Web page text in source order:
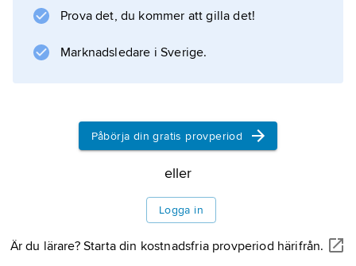
författning med enkammarsystem, allmän
hjälp av
Information om artikeln
Prova det, du kommer att gilla det!
Marknadsledare i Sverige.
Påbörja din gratis provperiod
eller
Logga in
Är du lärare? Starta din kostnadsfria provperiod härifrån.